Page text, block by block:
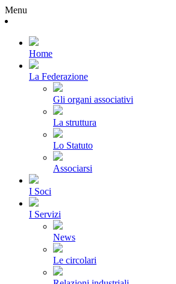
Menu
Home
La Federazione
Gli organi associativi
La struttura
Lo Statuto
Associarsi
I Soci
I Servizi
News
Le circolari